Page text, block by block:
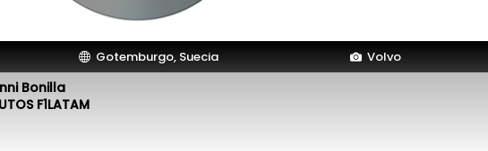
Gotemburgo, Suecia Volvo
Bonilla
F1LATAM